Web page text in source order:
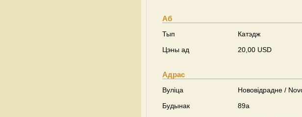
Аб
Тып
Катэдж
Цэны ад
20,00 USD
Адрас
Вуліца
Нововідрадне /
Будынак
89а